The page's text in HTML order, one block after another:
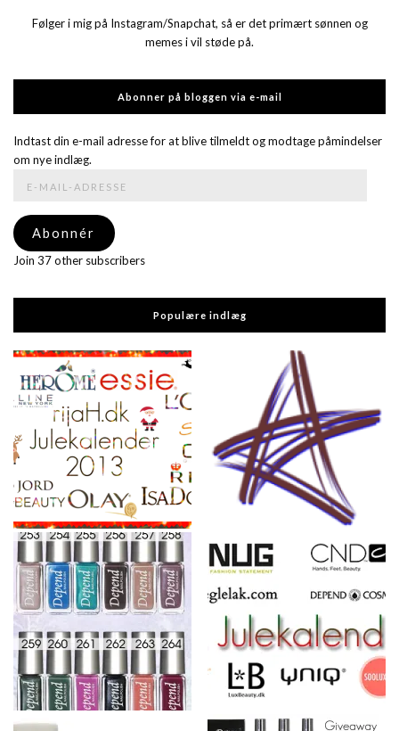
Følger i mig på Instagram/Snapchat, så er det primært sønnen og
memes i vil støde på.
Abonner på bloggen via e-mail
Indtast din e-mail adresse for at blive tilmeldt og modtage påmindelser
om nye indlæg.
adresse
Abonnér
Join 37 other subscribers
Populære indlæg